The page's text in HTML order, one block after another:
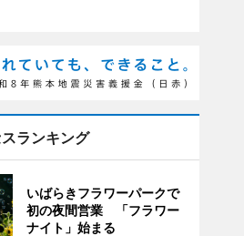
ランキング
いばらきフラワーパークで
初の夜間営業 「フラワー
ナイト」始まる